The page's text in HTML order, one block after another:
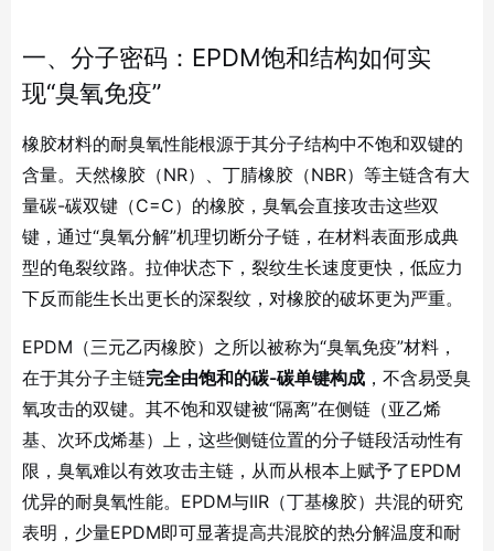
一、分子密码：EPDM饱和结构如何实
现“臭氧免疫”
橡胶材料的耐臭氧性能根源于其分子结构中不饱和双键的
含量。天然橡胶（NR）、丁腈橡胶（NBR）等主链含有大
量碳-碳双键（C=C）的橡胶，臭氧会直接攻击这些双
键，通过“臭氧分解”机理切断分子链，在材料表面形成典
型的龟裂纹路。拉伸状态下，裂纹生长速度更快，低应力
下反而能生长出更长的深裂纹，对橡胶的破坏更为严重。
EPDM（三元乙丙橡胶）之所以被称为“臭氧免疫”材料，
在于其分子主链完全由饱和的碳-碳单键构成 ，不含易受臭
氧攻击的双键。其不饱和双键被“隔离”在侧链（亚乙烯
基、次环戊烯基）上，这些侧链位置的分子链段活动性有
限，臭氧难以有效攻击主链，从而从根本上赋予了EPDM
优异的耐臭氧性能。EPDM与IIR（丁基橡胶）共混的研究
表明，少量EPDM即可显著提高共混胶的热分解温度和耐